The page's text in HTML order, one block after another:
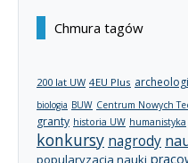
Chmura tagów
200 lat UW 4EU Plus
biologia BUW Centrum Nowych
granty historia UW humanistyka
konkursy nagrody
popularyzacja nauki